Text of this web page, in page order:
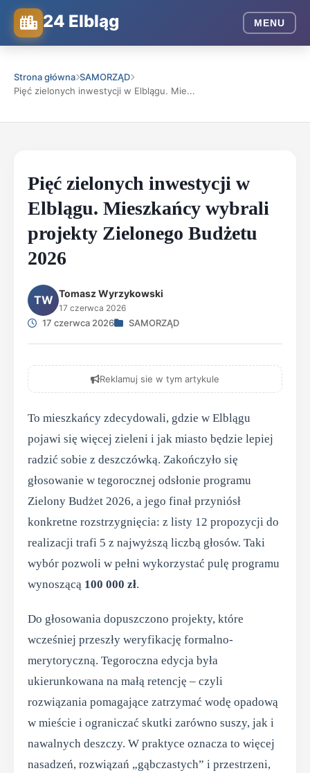
24 Elbląg MENU
Strona główna SAMORZĄD
Pięć zielonych inwestycji w Elblągu. Mie...
Pięć zielonych inwestycji w
Elblągu. Mieszkańcy wybrali
projekty Zielonego Budżetu
2026
TW Tomasz Wyrzykowski
17 czerwca 2026
17 czerwca 2026 SAMORZĄD
Reklamuj sie w tym artykule
To mieszkańcy zdecydowali, gdzie w Elblągu
pojawi się więcej zieleni i jak miasto będzie lepiej
radzić sobie z deszczówką. Zakończyło się
głosowanie w tegorocznej odsłonie programu
Zielony Budżet 2026, a jego finał przyniósł
konkretne rozstrzygnięcia: z listy 12 propozycji do
realizacji trafi 5 z najwyższą liczbą głosów. Taki
wybór pozwoli w pełni wykorzystać pulę programu
wynoszącą 100 000 zł.
Do głosowania dopuszczono projekty, które
wcześniej przeszły weryfikację formalno-
merytoryczną. Tegoroczna edycja była
ukierunkowana na małą retencję – czyli
rozwiązania pomagające zatrzymać wodę opadową
w mieście i ograniczać skutki zarówno suszy, jak i
nawalnych deszczy. W praktyce oznacza to więcej
nasadzeń, rozwiązań „gąbczastych” i przestrzeni,